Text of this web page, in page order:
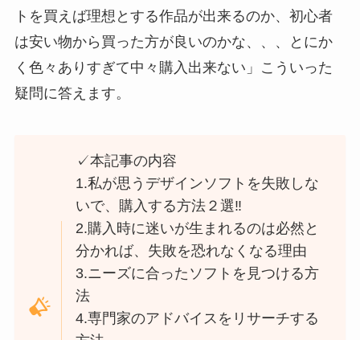
トを買えば理想とする作品が出来るのか、初心者
は安い物から買った方が良いのかな、、、とにか
く色々ありすぎて中々購入出来ない」こういった
疑問に答えます。
✓本記事の内容
1.私が思うデザインソフトを失敗しな
いで、購入する方法２選‼
2.購入時に迷いが生まれるのは必然と
分かれば、失敗を恐れなくなる理由
3.ニーズに合ったソフトを見つける方
法
4.専門家のアドバイスをリサーチする